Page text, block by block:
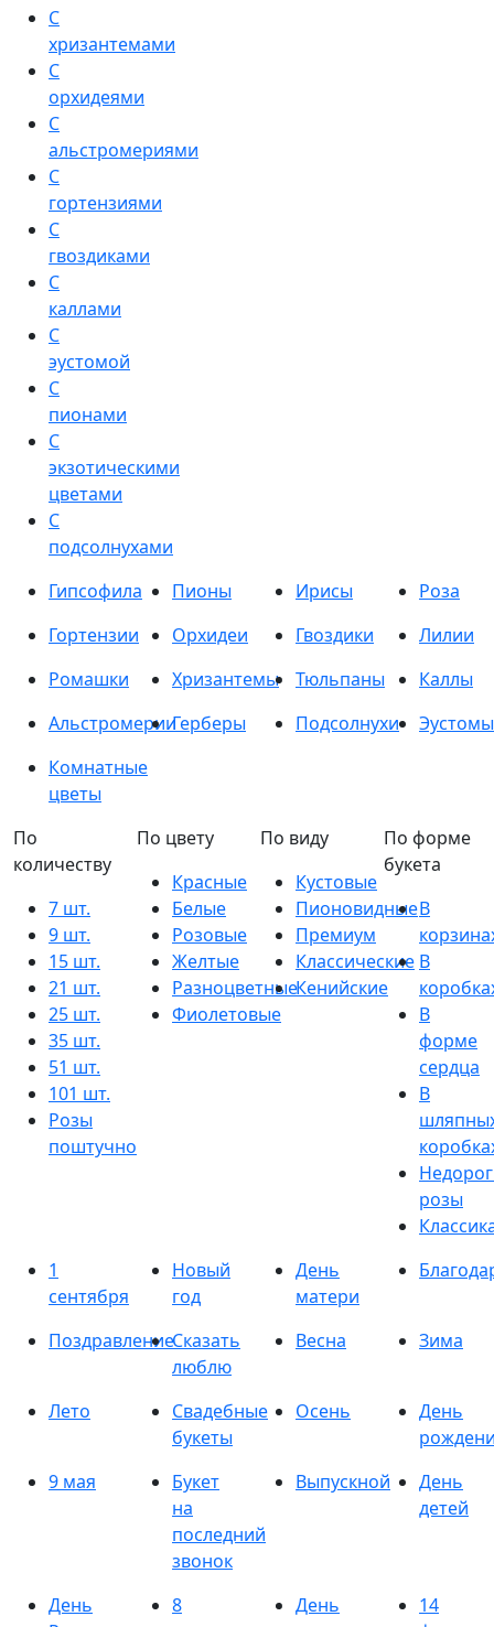
С
хризантемами
С
орхидеями
С
альстромериями
С
гортензиями
С
гвоздиками
С
каллами
С
эустомой
С
пионами
С
экзотическими
цветами
С
подсолнухами
Гипсофила
Пионы Ирисы
Роза
Гортензии
Орхидеи Гвоздики
Лилии
Ромашки
Хризантемы Тюльпаны
Каллы
АльстромерииГерберы Подсолнухи
Эустомы
Комнатные
цветы
По
количеству
7 шт.
9 шт.
15 шт.
21 шт.
25 шт.
35 шт.
51 шт.
101 шт.
Розы
поштучно
По цвету
Красные
Белые
Розовые
Желтые
Разноцветные
Фиолетовые
По виду
Кустовые
Пионовидные
Премиум
Классические
Кенийские
По форме
букета
В
В
В
форме
сердца
В
розы
1
сентября
Новый
год
День
матери
ПоздравлениеСказать
люблю
Весна Зима
Лето
Свадебные
букеты
Осень
День
9 мая
Букет
на
последний
звонок
Выпускной
День
детей
День
8
День
14